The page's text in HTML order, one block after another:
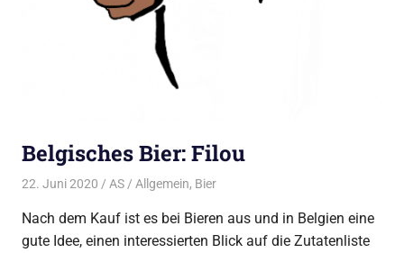
Belgisches Bier: Filou
22. Juni 2020 AS Allgemein, Bier
Nach dem Kauf ist es bei Bieren aus und in Belgien eine
gute Idee, einen interessierten Blick auf die Zutatenliste